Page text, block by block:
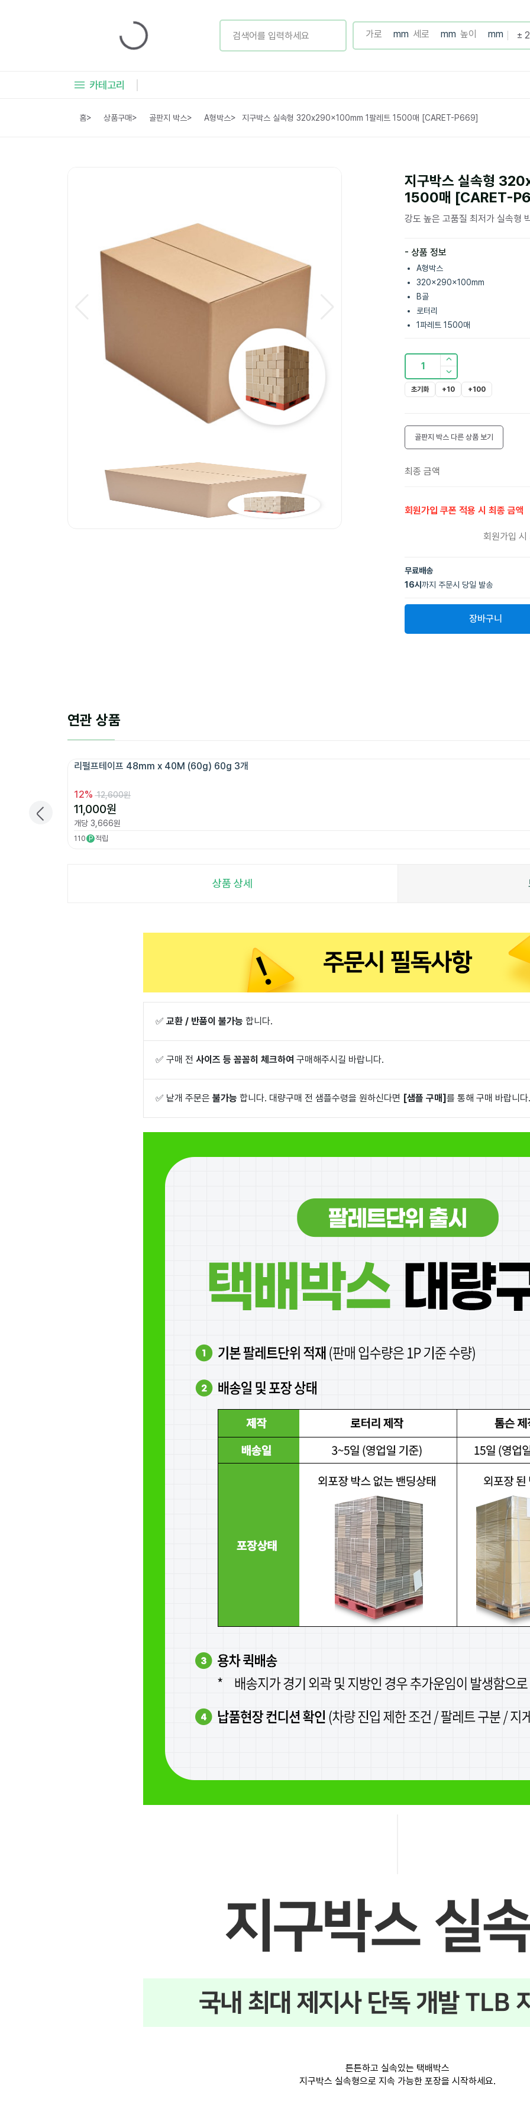
카테고리
홈> 상품구매> 골판지 박스> A형박스> 지구박스 실속형 320x290x100mm 1팔레트 1500매 [CARET-P669]
지구박스 실속형
1500매 [CARET-
강도 높은 고품질 최저가 실속형
- 상품 정보
A형박스
320x290x100mm
B골
로터리
1파레트 1500매
1
초기화 +10 +100
골판지 박스 다른 상품 보기
최종 금액
회원가입 쿠폰 적용 시 최종 금액
회원가입
무료배송
16시 까지 주문시 당일 발송
장바구니
연관 상품
12% 12,600원
11,000원
개당 3,666원
110 P 적립
상품 상세
✅ 교환 / 반품이 불가능 합니다.
✅ 구매 전 사이즈 등 꼼꼼히 체크하여 구매해주시길 바랍니다.
✅ 낱개 주문은 불가능 합니다. 대량구매 전 샘플수령을 원하신다면 [샘플 구매]를 통해 구매 바랍니다.
튼튼하고 실속있는 택배박스
지구박스 실속형으로 지속 가능한 포장을 시작하세요.